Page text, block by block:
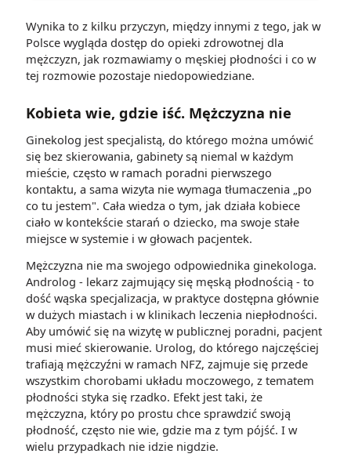
Wynika to z kilku przyczyn, między innymi z tego, jak w
Polsce wygląda dostęp do opieki zdrowotnej dla
mężczyzn, jak rozmawiamy o męskiej płodności i co w
tej rozmowie pozostaje niedopowiedziane.
Kobieta wie, gdzie iść. Mężczyzna nie
Ginekolog jest specjalistą, do którego można umówić
się bez skierowania, gabinety są niemal w każdym
mieście, często w ramach poradni pierwszego
kontaktu, a sama wizyta nie wymaga tłumaczenia „po
co tu jestem". Cała wiedza o tym, jak działa kobiece
ciało w kontekście starań o dziecko, ma swoje stałe
miejsce w systemie i w głowach pacjentek.
Mężczyzna nie ma swojego odpowiednika ginekologa.
Androlog - lekarz zajmujący się męską płodnością - to
dość wąska specjalizacja, w praktyce dostępna głównie
w dużych miastach i w klinikach leczenia niepłodności.
Aby umówić się na wizytę w publicznej poradni, pacjent
musi mieć skierowanie. Urolog, do którego najczęściej
trafiają mężczyźni w ramach NFZ, zajmuje się przede
wszystkim chorobami układu moczowego, z tematem
płodności styka się rzadko. Efekt jest taki, że
mężczyzna, który po prostu chce sprawdzić swoją
płodność, często nie wie, gdzie ma z tym pójść. I w
wielu przypadkach nie idzie nigdzie.